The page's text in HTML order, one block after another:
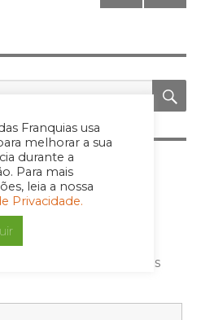
Franquias usa
melhorar a sua
durante a
Para mais
leia a nossa
Privacidade.
NA
para a
<span class="ninja-
span> são requeridos